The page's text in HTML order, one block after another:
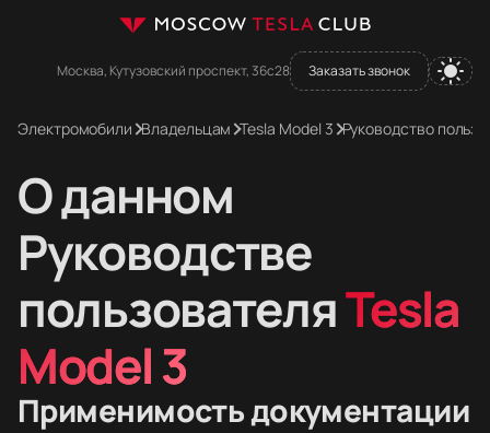
Москва, Кутузовский проспект, 36с28 Заказать звонок
Электромобили Владельцам Tesla Model 3 Руководство
О данном
Руководстве
пользователяTesla
Model 3
Применимость документации